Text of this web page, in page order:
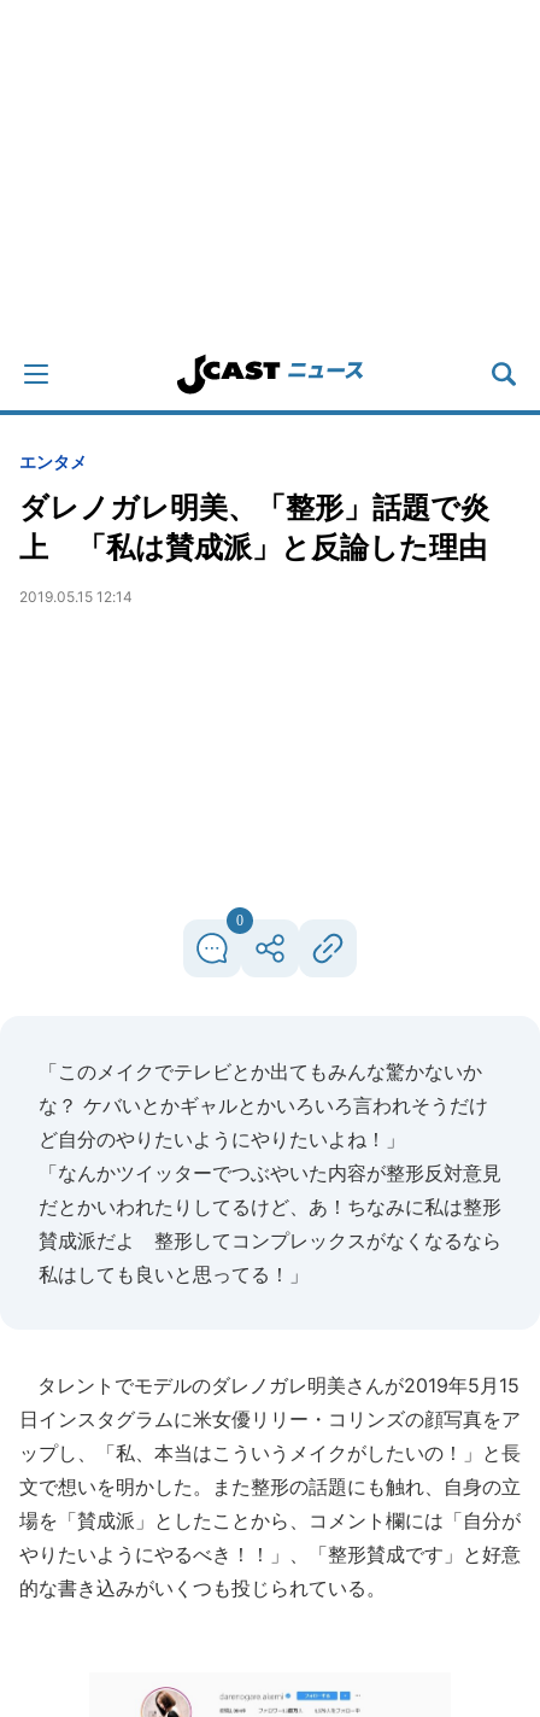
エンタメ
ダレノガレ明美、「整形」話題で炎
上 「私は賛成派」と反論した理由
2019.05.15 12:14
0
「このメイクでテレビとか出てもみんな驚かないか
な？ ケバいとかギャルとかいろいろ言われそうだけ
ど自分のやりたいようにやりたいよね！」
「なんかツイッターでつぶやいた内容が整形反対意見
だとかいわれたりしてるけど、あ！ちなみに私は整形
賛成派だよ 整形してコンプレックスがなくなるなら
私はしても良いと思ってる！」
タレントでモデルのダレノガレ明美さんが2019年5月15
日インスタグラムに米女優リリー・コリンズの顔写真をア
ップし、「私、本当はこういうメイクがしたいの！」と長
文で想いを明かした。また整形の話題にも触れ、自身の立
場を「賛成派」としたことから、コメント欄には「自分が
やりたいようにやるべき！！」、「整形賛成です」と好意
的な書き込みがいくつも投じられている。